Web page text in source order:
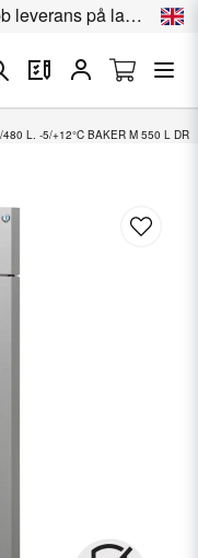
på lagervara
L. -5/+12°C BAKER M 550 L DR